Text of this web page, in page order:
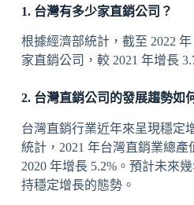
1. 台灣有多少家直銷公司？
根據經濟部統計，截至 2022
家直銷公司，較 2021 年增長
2. 台灣直銷公司的發展趨勢如
台灣直銷行業近年來呈現穩定
統計，2021 年台灣直銷業總產
2020 年增長 5.2%。預計未來
持穩定增長的態勢。